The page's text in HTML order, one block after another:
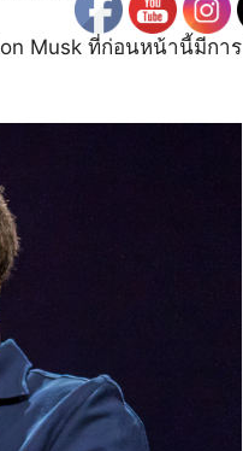
Musk ที่ก่อนหน้านี้มีการ